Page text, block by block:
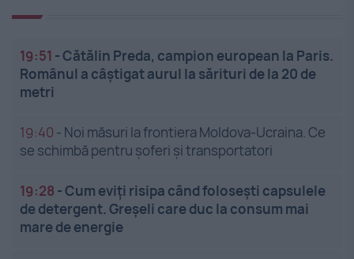
19:51 -Cătălin Preda, campion european la Paris.
Românul a câștigat aurul la sărituri de la 20 de
metri
19:40 - Noi măsuri la frontiera Moldova-Ucraina. Ce
se schimbă pentru șoferi și transportatori
19:28 -Cum eviți risipa când folosești capsulele
de detergent. Greșeli care duc la consum mai
mare de energie